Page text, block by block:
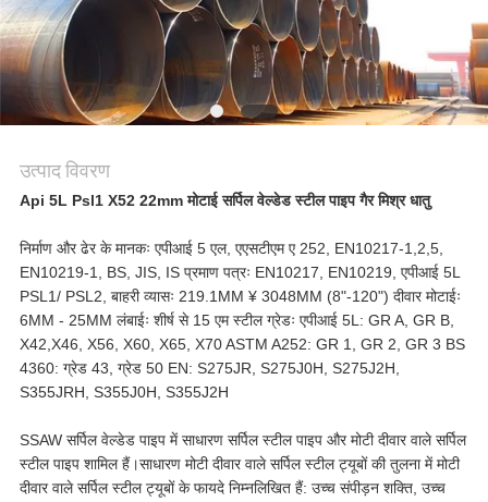
साइटमैप
गोपनीयता
नीति
उत्पाद विवरण
Api 5L Psl1 X52 22mm मोटाई सर्पिल वेल्डेड स्टील पाइप गैर मिश्र धातु
निर्माण और ढेर के मानकः एपीआई 5 एल, एएसटीएम ए 252, EN10217-1,2,5,
EN10219-1, BS, JIS, IS प्रमाण पत्रः EN10217, EN10219, एपीआई 5L
PSL1/ PSL2, बाहरी व्यासः 219.1MM ¥ 3048MM (8"-120") दीवार मोटाईः
6MM - 25MM लंबाईः शीर्ष से 15 एम स्टील ग्रेडः एपीआई 5L: GR A, GR B,
X42,X46, X56, X60, X65, X70 ASTM A252: GR 1, GR 2, GR 3 BS
4360: ग्रेड 43, ग्रेड 50 EN: S275JR, S275J0H, S275J2H,
S355JRH, S355J0H, S355J2H
SSAW सर्पिल वेल्डेड पाइप में साधारण सर्पिल स्टील पाइप और मोटी दीवार वाले सर्पिल
स्टील पाइप शामिल हैं।साधारण मोटी दीवार वाले सर्पिल स्टील ट्यूबों की तुलना में मोटी
दीवार वाले सर्पिल स्टील ट्यूबों के फायदे निम्नलिखित हैं: उच्च संपीड़न शक्ति, उच्च